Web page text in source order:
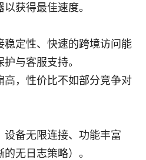
获得最佳速度。
稳定性、快速的跨境访问能
与客服支持。
高，性价比不如部分竞争对
设备无限连接、功能丰富
的无日志策略）。